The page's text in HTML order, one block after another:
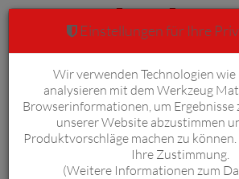
Anmelden
Einstellungen für Ihre
Wir verwenden Technologien wie
analysieren mit dem Werkzeug
Browserinformationen, um Ergebnisse
unserer Website abzustimmen
Produktvorschläge machen zu
Ihre Zustimmung.
(Weitere Informationen zum